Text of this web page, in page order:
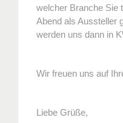
welcher Branche Sie
Abend als Aussteller
werden uns dann in
Wir freuen uns auf
Liebe Grüße,